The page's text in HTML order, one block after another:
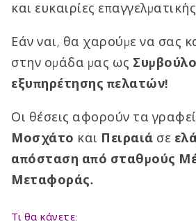
και ευκαιρίες
Εάν ναι, θα χαρούμε να σας
στην ομάδα μας ως
εξυπηρέτησης πελατών!
Οι θέσεις αφορούν τα
Μοσχάτο και Πειραιά σε
απόσταση από σταθμούς
Μεταφοράς.
Τι θα κάνετε: